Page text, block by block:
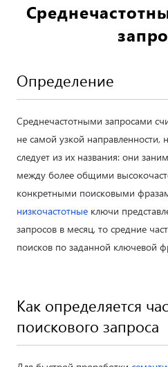
Определение
Среднечастотными запросами
не самой узкой
следует из их названия: они
между более общими
конкретными поисковыми
низкочастотные ключи
запросов в месяц, то средние
поисков по заданной ключевой
Как определяется
поискового запроса